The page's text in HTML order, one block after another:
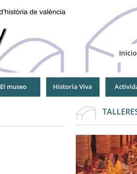
Inicio
El museo Historia Viva